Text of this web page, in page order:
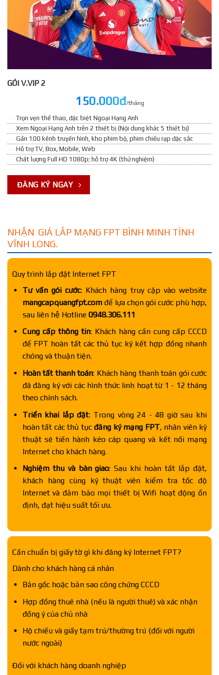
GÓI V.VIP 2
150.000đ/tháng
Trọn vẹn thể thao, đặc biệt Ngoại Hạng Anh
Xem Ngoại Hạng Anh trên 2 thiết bị (Nội dung khác 5 thiết bị)
Gần 100 kênh truyền hình, kho phim bộ, phim chiếu rạp đặc sắc
Hỗ trợ TV, Box, Mobile, Web
Chất lượng Full HD 1080p; hỗ trợ 4K (thử nghiệm)
ĐĂNG KÝ NGAY
NHẬN GIÁ LẮP MẠNG FPT BÌNH MINH TỈNH
VĨNH LONG.
Quy trình lắp đặt Internet FPT
Tư vấn gói cước: Khách hàng truy cập vào website
mangcapquangfpt.comđể lựa chọn gói cước phù hợp,
sau liên hệ Hotline 0948.306.111
Cung cấp thông tin: Khách hàng cần cung cấp CCCD
để FPT hoàn tất các thủ tục ký kết hợp đồng nhanh
chóng và thuận tiện.
Hoàn tất thanh toán: Khách hàng thanh toán gói cước
đã đăng ký với các hình thức linh hoạt từ 1 - 12 tháng
theo chính sách.
Triển khai lắp đặt: Trong vòng 24 - 48 giờ sau khi
hoàn tất các thủ tục đăng ký mạng FPT, nhân viên kỹ
thuật sẽ tiến hành kéo cáp quang và kết nối mạng
Internet cho khách hàng.
Nghiệm thu và bàn giao: Sau khi hoàn tất lắp đặt,
khách hàng cùng kỹ thuật viên kiểm tra tốc độ
Internet và đảm bảo mọi thiết bị Wifi hoạt động ổn
định, đạt hiệu suất tối ưu.
Cần chuẩn bị giấy tờ gì khi đăng ký Internet FPT?
Dành cho khách hàng cá nhân
Bản gốc hoặc bản sao công chứng CCCD
Hợp đồng thuê nhà (nếu là người thuê) và xác nhận
đồng ý của chủ nhà
Hộ chiếu và giấy tạm trú/thường trú (đối với người
nước ngoài)
Đối với khách hàng doanh nghiệp